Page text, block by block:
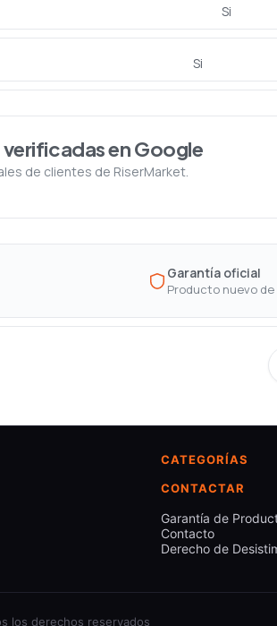
Si
Si
en Google
de clientes de RiserMarket.
Garantía oficial
Producto nuevo
CATEGORÍAS
CONTACTAR
Garantía de
Contacto
Derecho de
los derechos reservados